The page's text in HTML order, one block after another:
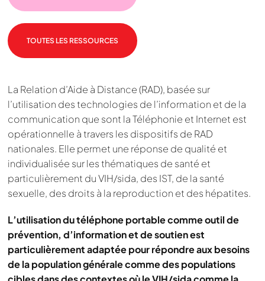
La Relation d’Aide à Distance (RAD), basée sur
l’utilisation des technologies de l’information et de la
communication que sont la Téléphonie et Internet est
opérationnelle à travers les dispositifs de RAD
nationales. Elle permet une réponse de qualité et
individualisée sur les thématiques de santé et
particulièrement du VIH/sida, des IST, de la santé
sexuelle, des droits à la reproduction et des hépatites.
L’utilisation du téléphone portable comme outil de
prévention, d’information et de soutien est
particulièrement adaptée pour répondre aux besoins
de la population générale comme des populations
TOUTES LES RESSOURCES